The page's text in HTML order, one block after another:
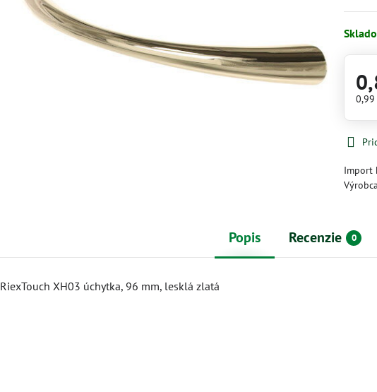
Import
Popis Recenzie 0
RiexTouch XH03 úchytka, 96 mm, lesklá zlatá